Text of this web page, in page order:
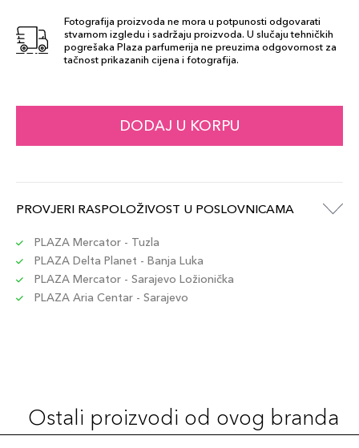
758V
Šifra artikla
69,00 KM
705V
3666057298875
69,00 KM
Fotografija proizvoda ne mora u potpunosti odgovarati
stvarnom izgledu i sadržaju proizvoda. U slučaju tehničkih
pogrešaka Plaza parfumerija ne preuzima odgovornost za
tačnost prikazanih cijena i fotografija.
DODAJ U KORPU
PROVJERI RASPOLOŽIVOST U POSLOVNICAMA
PLAZA Mercator - Tuzla
PLAZA Delta Planet - Banja Luka
PLAZA Mercator - Sarajevo Ložionička
PLAZA Aria Centar - Sarajevo
Ostali proizvodi od ovog branda